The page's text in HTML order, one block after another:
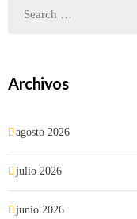
Archivos
agosto 2026
julio 2026
junio 2026